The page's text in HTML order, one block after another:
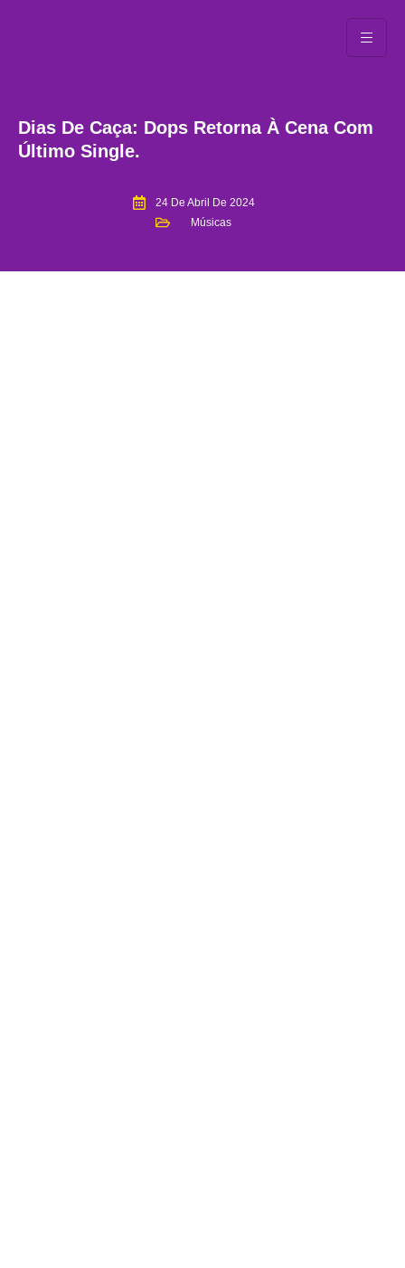
Dias De Caça: Dops Retorna À Cena Com
Último Single.
24 De Abril De 2024
Músicas